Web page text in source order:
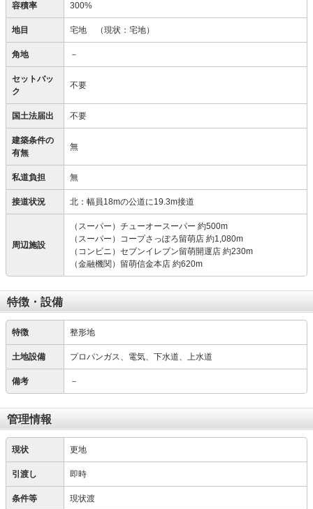
容積率 300%
地目 宅地 （現状：宅地）
角地 －
セットバッ
ク
不要
国土法届出 不要
建築条件の
有無
無
私道負担 無
接道状況 北：幅員18mの公道に19.3m接道
周辺施設
（スーパー）チューオースーパー 約500m
（スーパー）コープさっぽろ留萌店 約1,080m
（コンビニ）セブンイレブン留萌開運店 約230m
（金融機関）留萌信金本店 約620m
特徴・設備
特徴 整形地
土地設備 プロパンガス、電気、下水道、上水道
備考 －
管理情報
現状 更地
引渡し 即時
条件等 現状渡